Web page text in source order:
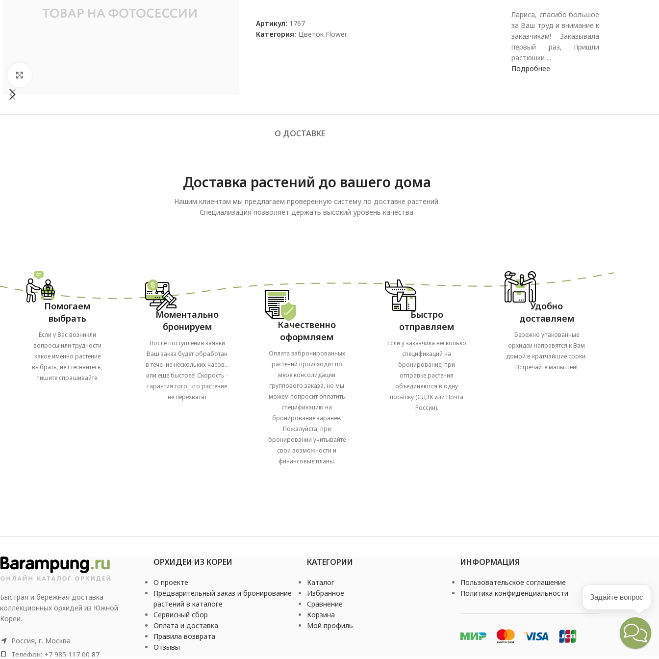
Артикул: 1767
Категория: Цветок Flower
Лариса, спасибо большое
за Ваш труд и внимание к
заказчикам! Заказывала
первый раз, пришли
растюшки ...
Подробнее
О ДОСТАВКЕ
Доставка растений до вашего дома
Нашим клиентам мы предлагаем проверенную систему по доставке растений.
Специализация позволяет держать высокий уровень качества.
Помогаем
выбрать
Если у Вас возникли
вопросы или трудности
какое именно растение
выбрать, не стесняйтесь,
пишите спрашивайте.
Моментально
бронируем
После поступления заявки
Ваш заказ будет обработан
в течение нескольких часов...
или еще быстрее! Скорость -
гарантия того, что растение
не перехватят
Качественно
оформляем
Оплата забронированных
растений происходит по
мере консолидации
группового заказа, но мы
можем попросит оплатить
спецификацию на
бронирование заранее.
Пожалуйста, при
бронировании учитывайте
свои возможности и
финансовые планы.
Быстро
отправляем
Если у заказчика несколько
спецификаций на
бронирование, при
отправке растения
объединяются в одну
посылку (СДЭК или Почта
России).
Удобно
доставляем
Бережно упакованные
орхидеи направятся к Вам
домой в кратчайшие сроки.
Встречайте малышей!
Быстрая и бережная доставка
коллекционных орхидей из Южной
Кореи.
Россия, г. Москва
Телефон: +7 985 117 00 87
ОРХИДЕИ ИЗ КОРЕИ
О проекте
Предварительный заказ и бронирование
растений в каталоге
Сервисный сбор
Оплата и доставка
Правила возврата
Отзывы
КАТЕГОРИИ
Каталог
Избранное
Сравнение
Корзина
Мой профиль
ИНФОРМАЦИЯ
Пользовательское соглашение
Политика конфиденциальности
Задайте вопрос